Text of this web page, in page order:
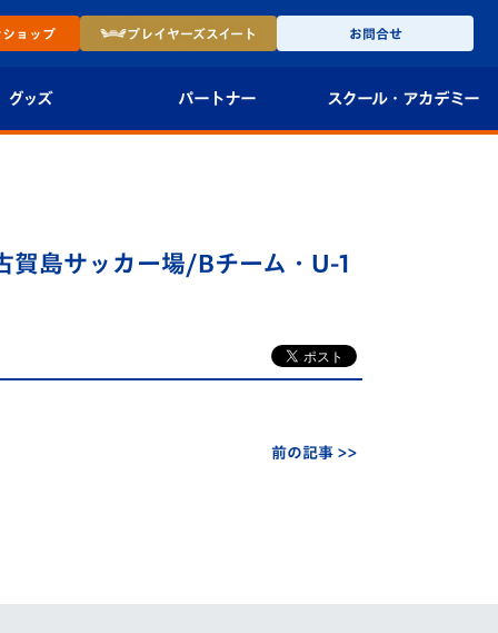
ショップ プレイヤーズスイート お問合せ
グッズ パートナー
法人限定 VIP BOX
スクール・ アカデミー
U-15
スクール
島サッカー場/Bチーム・U-1
前の記事 >>